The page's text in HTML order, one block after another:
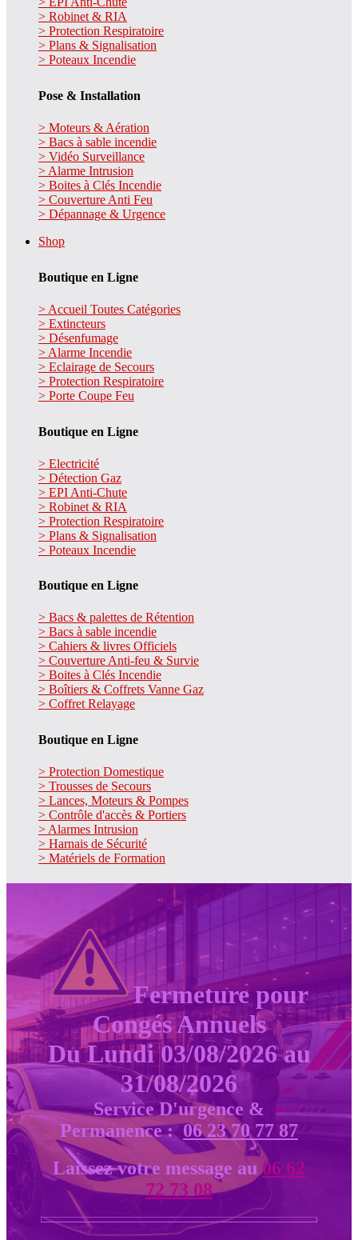
> Robinet & RIA
> Protection Respiratoire
> Plans & Signalisation
> Poteaux Incendie
Pose & Installation
> Moteurs & Aération
> Bacs à sable incendie
> Vidéo Surveillance
> Alarme Intrusion
> Boites à Clés Incendie
> Couverture Anti Feu
> Dépannage & Urgence
Shop
Boutique en Ligne
> Accueil Toutes Catégories
> Extincteurs
> Désenfumage
> Alarme Incendie
> Eclairage de Secours
> Protection Respiratoire
> Porte Coupe Feu
Boutique en Ligne
> Electricité
> Détection Gaz
> EPI Anti-Chute
> Robinet & RIA
> Protection Respiratoire
> Plans & Signalisation
> Poteaux Incendie
Boutique en Ligne
> Bacs & palettes de Rétention
> Bacs à sable incendie
> Cahiers & livres Officiels
> Couverture Anti-feu & Survie
> Boites à Clés Incendie
> Boîtiers & Coffrets Vanne Gaz
> Coffret Relayage
Boutique en Ligne
> Protection Domestique
> Trousses de Secours
> Lances, Moteurs & Pompes
> Contrôle d'accès & Portiers
> Alarmes Intrusion
> Harnais de Sécurité
> Matériels de Formation
Fermeture pour
Congés Annuels
Du Lundi 03/08/2026 au
31/08/2026
Service D'urgence &
Permanence :06 23 70 77 87
Laissez votre message au06 62
72 73 08